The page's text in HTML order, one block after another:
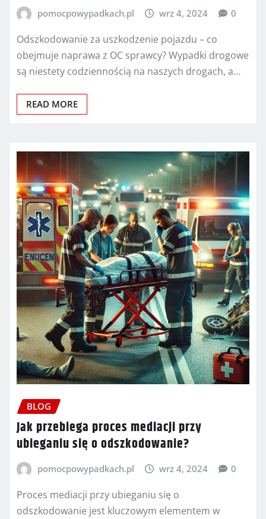
pomocpowypadkach.pl wrz 4, 2024 0
Odszkodowanie za uszkodzenie pojazdu – co
obejmuje naprawa z OC sprawcy? Wypadki drogowe
są niestety codziennością na naszych drogach, a…
READ MORE
BLOG
Jak przebiega proces mediacji przy
ubieganiu się o odszkodowanie?
pomocpowypadkach.pl wrz 4, 2024 0
Proces mediacji przy ubieganiu się o
odszkodowanie jest kluczowym elementem w